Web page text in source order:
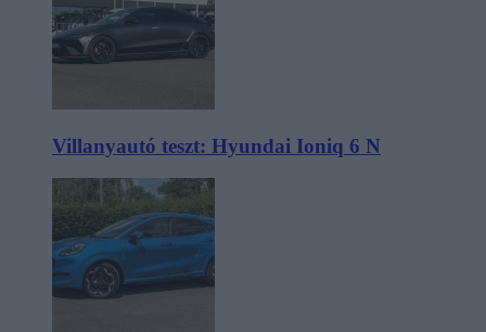
Villanyautó teszt: Hyundai Ioniq 6 N